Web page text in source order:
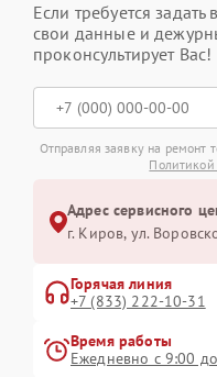
Если требуется задать
свои данные и
проконсультирует Вас!
Отправляя заявку на ремонт
Политикой
Адрес сервисного
г. Киров, ул.
Горячая линия
+7 (833) 222-10-31
Время работы
Ежедневно с 9:00